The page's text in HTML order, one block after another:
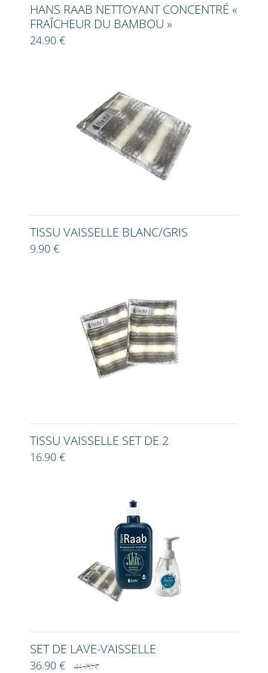
HANS RAAB NETTOYANT CONCENTRÉ «
FRAÎCHEUR DU BAMBOU »
24.90 €
TISSU VAISSELLE BLANC/GRIS
9.90 €
TISSU VAISSELLE SET DE 2
16.90 €
SET DE LAVE-VAISSELLE
36.90 €41.70 €